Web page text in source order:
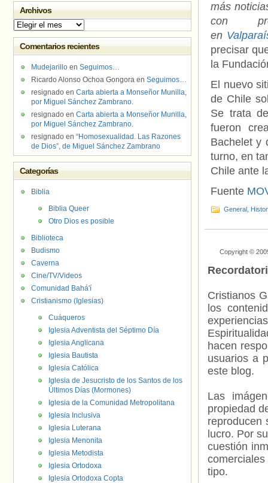
más
con
en
precisar
la
El nuevo
de Chile
Se trata
fueron
Bachelet y
turno, en
Chile ante
Fuente
General
Copyright ©
Cristianos
los
hacen
usuarios a
este blog.
Las
propiedad
reproducen
lucro. Por
cuestión
tipo.
Archivos
Archivos
Comentarios recientes
Mudejarillo en Seguimos…
Ricardo Alonso Ochoa Gongora en Seguimos…
resignado en Carta abierta a Monseñor Munilla,
por Miguel Sánchez Zambrano.
resignado en Carta abierta a Monseñor Munilla,
por Miguel Sánchez Zambrano.
resignado en “Homosexualidad. Las Razones
de Dios”, de Miguel Sánchez Zambrano
Categorías
Biblia
Biblia Queer
Otro Dios es posible
Biblioteca
Budismo
Caverna
Cine/TV/Videos
Comunidad Bahá'í
Cristianismo (Iglesias)
Cuáqueros
Iglesia Adventista del Séptimo Día
Iglesia Anglicana
Iglesia Bautista
Iglesia Católica
Iglesia de Jesucristo de los Santos de los
Últimos Días (Mormones)
Iglesia de la Comunidad Metropolitana
Iglesia Inclusiva
Iglesia Luterana
Iglesia Menonita
Iglesia Metodista
Iglesia Ortodoxa
Iglesia Ortodoxa Copta